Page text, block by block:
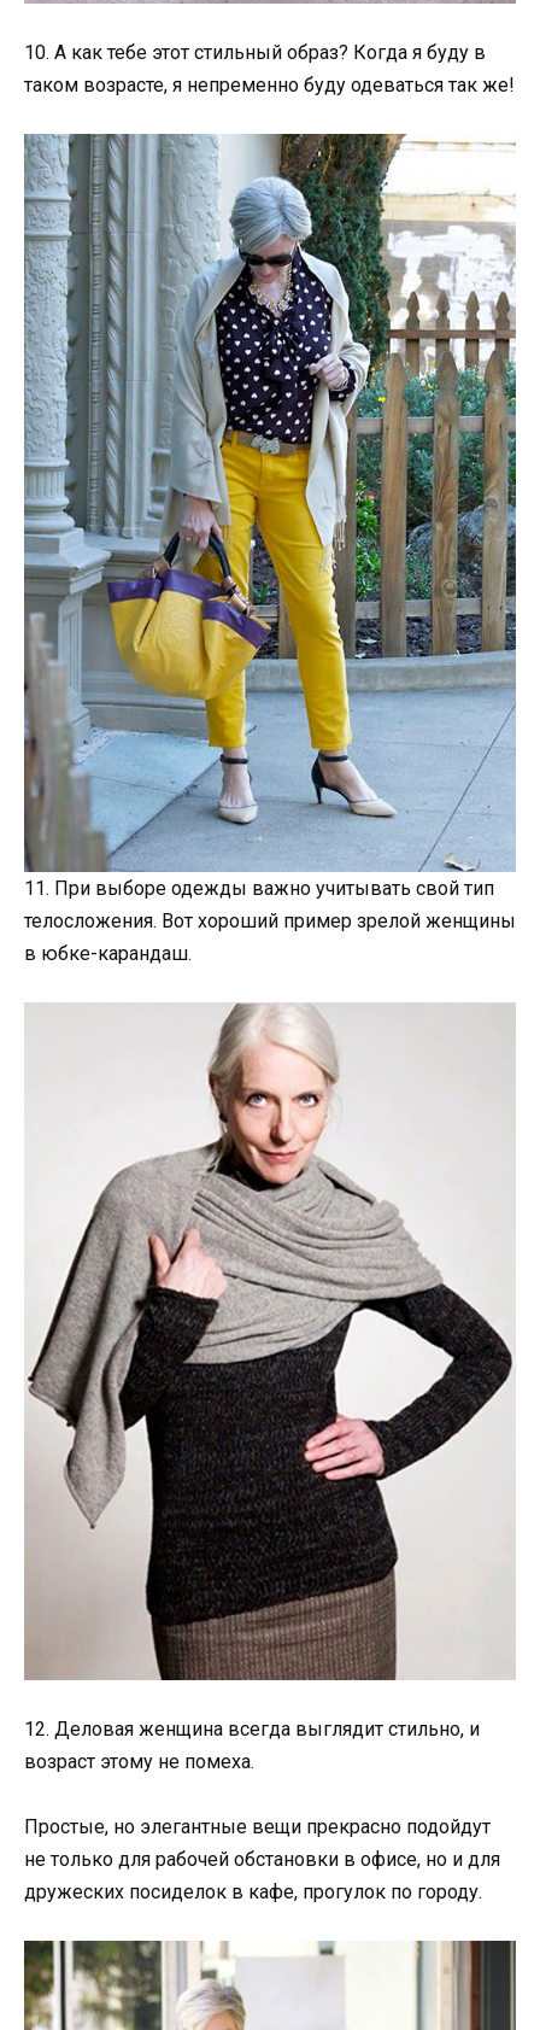
10. А как тебе этот стильный образ? Когда я буду в
таком возрасте, я непременно буду одеваться так же!
11. При выборе одежды важно учитывать свой тип
телосложения. Вот хороший пример зрелой женщины
в юбке-карандаш.
12. Деловая женщина всегда выглядит стильно, и
возраст этому не помеха.
Простые, но элегантные вещи прекрасно подойдут
не только для рабочей обстановки в офисе, но и для
дружеских посиделок в кафе, прогулок по городу.